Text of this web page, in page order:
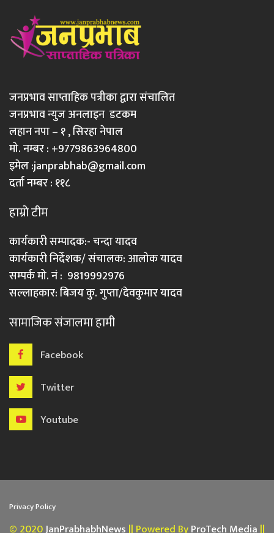
जनप्रभाव साप्ताहिक पत्रीका द्वारा संचालित
जनप्रभाव न्युज अनलाइन डटकम
लहान नपा – १ , सिरहा नेपाल
मो. नम्बर : +9779863964800
इमेल :janprabhab@gmail.com
दर्ता नम्बर : ११८
हाम्रो टीम
कार्यकारी सम्पादक:- चन्दा यादव
कार्यकारी निर्देशक/ संचालक: आलोक यादव
सम्पर्क मो. नं : 9819992976
सल्लाहकार: बिजय कु. गुप्ता/देवकुमार यादव
सामाजिक संजालमा हामी
Facebook
Twitter
Youtube
Privacy Policy
© 2020JanPrabhabhNews || Powered ByProTech Media ||